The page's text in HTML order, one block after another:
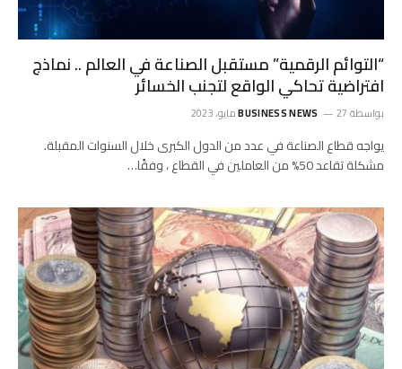
“التوائم الرقمية” مستقبل الصناعة في العالم .. نماذج
افتراضية تحاكي الواقع لتجنب الخسائر
بواسطة BUSINESS NEWS 27 مايو، 2023
يواجه قطاع الصناعة في عدد من الدول الكبرى خلال السنوات المقبلة.
مشكلة تقاعد 50% من العاملين في القطاع ، وفقًا…